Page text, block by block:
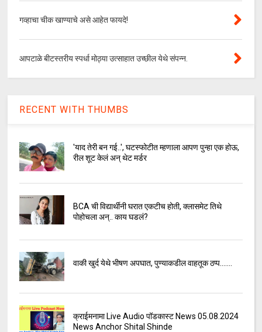
गव्हाचा चीक खाण्याचे असे आहेत फायदे!
आपटाळे बीटस्तरीय स्पर्धा मोठ्या उत्साहात उच्छील येथे संपन्न.
RECENT WITH THUMBS
'याद तेरी बन गई..', घटस्फोटीत म्हणाला आपण पुन्हा एक होऊ,
रील शूट केलं अन् थेट मर्डर
BCA ची विद्यार्थीनी घरात एकटीच होती, क्लासमेट तिथे
पोहोचला अन्.. काय घडलं?
वाकी खुर्द येथे भीषण अपघात, पुण्याकडील वाहतूक ठप्प.......
क्राईमनामा Live Audio पॉडकास्ट News 05.08.2024
News Anchor Shital Shinde